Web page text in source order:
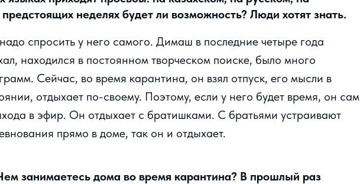
неделях будет ли возможность? Люди хотят знать.
спросить у него самого. Димаш в последние четыре года
находился в постоянном творческом поиске, было много
Сейчас, во время карантина, он взял отпуск, его мысли в
отдыхает по-своему. Поэтому, если у него будет время, он сам
в эфир. Он отдыхает с братишками. С братьями устраивают
прямо в доме, так он и отдыхает.
занимаетесь дома во время карантина? В прошлый раз